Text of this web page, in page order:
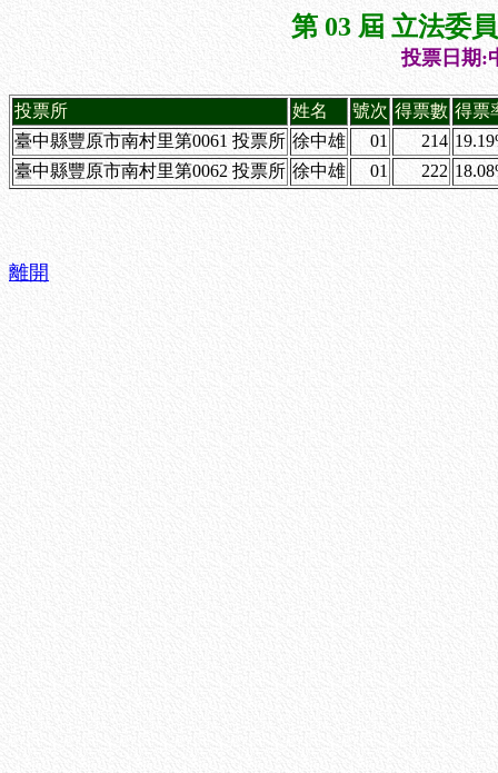
第 03 屆 立法委
投票日期:
投票所 姓名 號次 得票數 得票
臺中縣豐原市南村里第0061 投票所 徐中雄 01 214
臺中縣豐原市南村里第0062 投票所 徐中雄 01 222
離開